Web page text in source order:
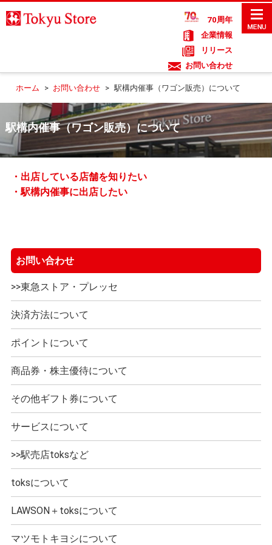
70周年
企業情報
リリース
お問い合わせ
ホーム > お問い合わせ > 駅構内催事（ワゴン販売）について
駅構内催事（ワゴン販売）について
・出店している店舗を知りたい
・駅構内催事に出店したい
お問い合わせ
>>東急ストア・プレッセ
決済方法について
ポイントについて
商品券・株主優待について
その他ギフト券について
サービスについて
>>駅売店toksなど
toksについて
LAWSON＋toksについて
マツモトキヨシについて